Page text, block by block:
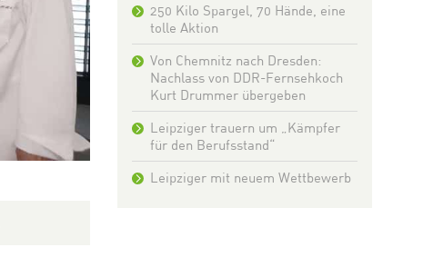
250 Kilo Spargel, 70 Hände, eine
tolle Aktion
Von Chemnitz nach Dresden:
Nachlass von DDR-Fernsehkoch
Kurt Drummer übergeben
Leipziger trauern um „Kämpfer
für den Berufsstand“
Leipziger mit neuem Wettbewerb